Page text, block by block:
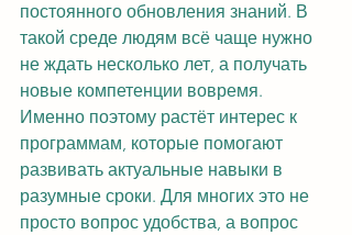
постоянного обновления знаний. В
такой среде людям всё чаще нужно
не ждать несколько лет, а получать
новые компетенции вовремя.
Именно поэтому растёт интерес к
программам, которые помогают
развивать актуальные навыки в
разумные сроки. Для многих это не
просто вопрос удобства, а вопрос